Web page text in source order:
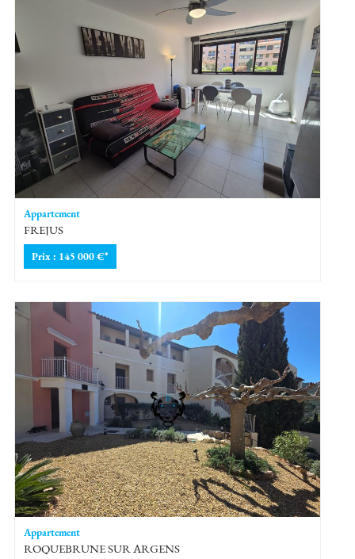
Appartement
FREJUS
Prix : 145 000 €*
Appartement
ROQUEBRUNE SUR ARGENS